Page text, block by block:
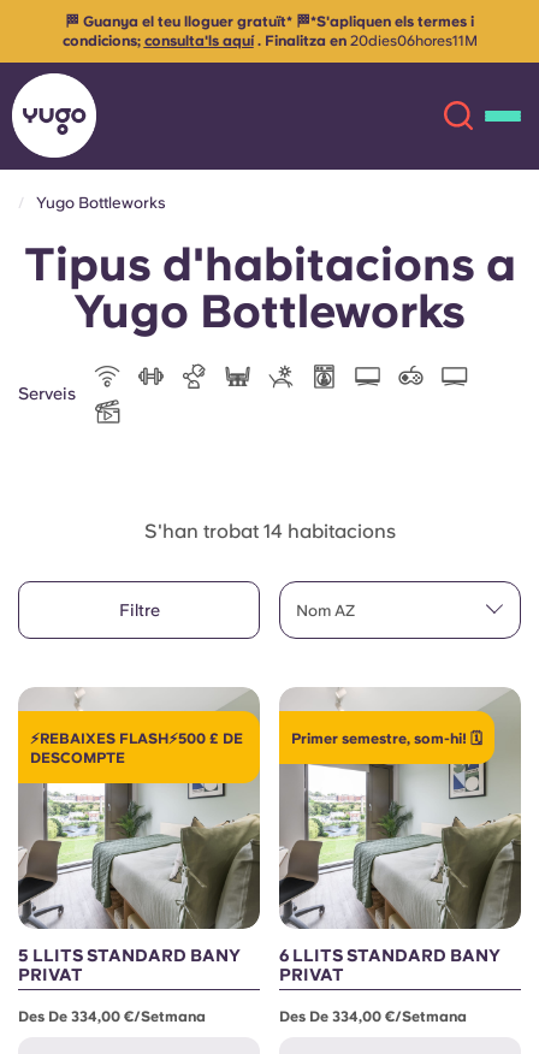
Sobre
Ubicacions
Més
English (GB)
Chinese
Español
Català
Deutsch
Selecciona un país
Selecciona una residència
Inicia la sessió
Reserva ara
English (GB)
English (US)
Chinese Español
🔒 Reserva la teva habitació per al 26/27 amb només
anticipat! Reserva el teu espai
Yugo Bottleworks
Tipus d'habitacions a
Yugo Bottleworks
Serveis
S'han trobat 14 habitacions
Filtre Nom AZ
⚡REBAIXES FLASH⚡500 £ DE
DESCOMPTE
5 LLITS STANDARD BANY
PRIVAT
Des De 334,00 €/setmana
Primer semestre, som-hi! 🗓️
6 LLITS STANDARD BANY
PRIVAT
Des De 334,00 €/setmana